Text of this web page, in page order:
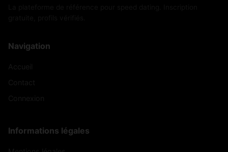
Navigation
Informations légales